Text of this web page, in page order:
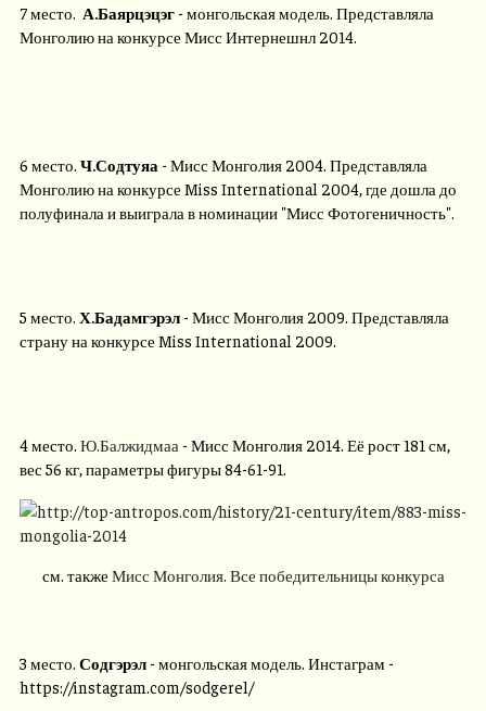
7 место. А.Баярцэцэг - монгольская модель. Представляла
Монголию на конкурсе Мисс Интернешнл 2014.
6 место. Ч.Содтуяа - Мисс Монголия 2004. Представляла
Монголию на конкурсе Miss International 2004, где дошла до
полуфинала и выиграла в номинации "Мисс Фотогеничность".
5 место. Х.Бадамгэрэл - Мисс Монголия 2009. Представляла
страну на конкурсе Miss International 2009.
4 место. Ю.Балжидмаа - Мисс Монголия 2014. Её рост 181 см,
вес 56 кг, параметры фигуры 84-61-91.
см. также Мисс Монголия. Все победительницы конкурса
3 место. Содгэрэл - монгольская модель. Инстаграм -
https://instagram.com/sodgerel/